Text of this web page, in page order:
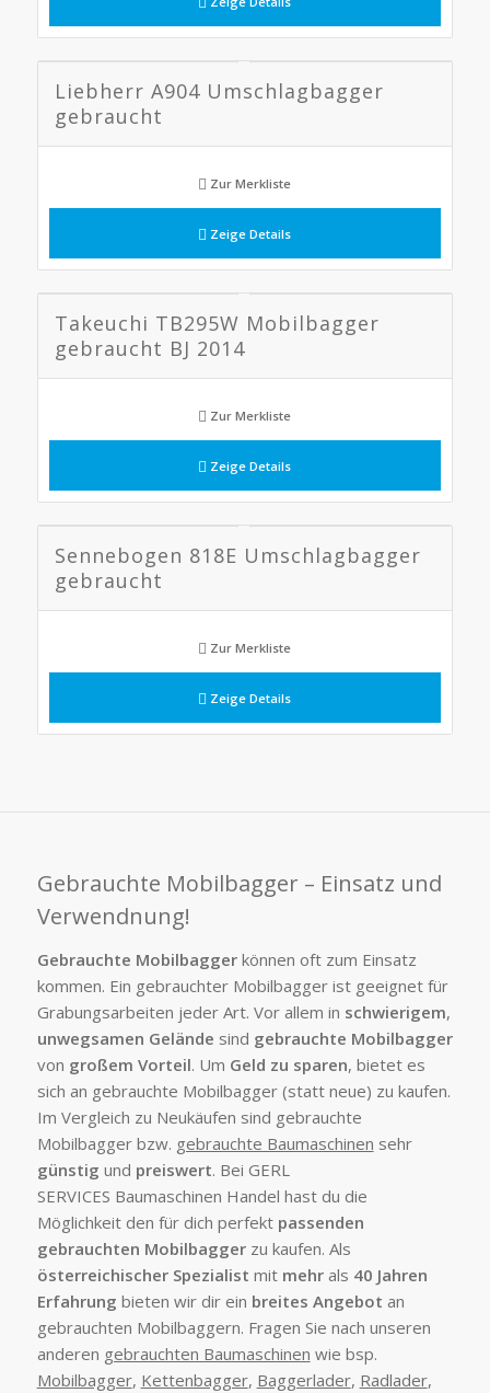
Liebherr A904 Umschlagbagger
gebraucht
Zur Merkliste
Zeige Details
Takeuchi TB295W Mobilbagger
gebraucht BJ 2014
Zur Merkliste
Zeige Details
Sennebogen 818E Umschlagbagger
gebraucht
Zur Merkliste
Zeige Details
Gebrauchte Mobilbagger – Einsatz und
Verwendnung!
Gebrauchte Mobilbaggerkönnen oft zum Einsatz
kommen. Ein gebrauchter Mobilbagger ist geeignet für
Grabungsarbeiten jeder Art. Vor allem in schwierigem,
unwegsamen Gelände sind gebrauchte Mobilbagger
von großem Vorteil. Um Geld zu sparen, bietet es
sich an gebrauchte Mobilbagger (statt neue) zu kaufen.
Im Vergleich zu Neukäufen sind gebrauchte
Mobilbagger bzw. gebrauchte Baumaschinen sehr
günstig und preiswert. Bei GERL
SERVICES Baumaschinen Handel hast du die
Möglichkeit den für dich perfektpassenden
gebrauchten Mobilbaggerzu kaufen. Als
österreichischer Spezialist mit mehr als 40 Jahren
Erfahrung bieten wir dir ein breites Angebot an
gebrauchten Mobilbaggern. Fragen Sie nach unseren
anderen gebrauchten Baumaschinen wie bsp.
Mobilbagger, Kettenbagger, Baggerlader, Radlader,